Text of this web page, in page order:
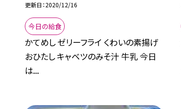
更新日 2020/12/16
今日の給食
かてめし ゼリーフライ くわいの素揚げ
おひたし キャベツのみそ汁 牛乳 今日
は...